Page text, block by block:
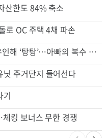
산한도 84% 축소
로 OC 주택 4채 파손
“내 딸 건드렸지” 성폭행범 유인해 ‘탕탕’…아빠의 복수 결말
주거단지 들어선다
기
킹 보너스 무한 경쟁